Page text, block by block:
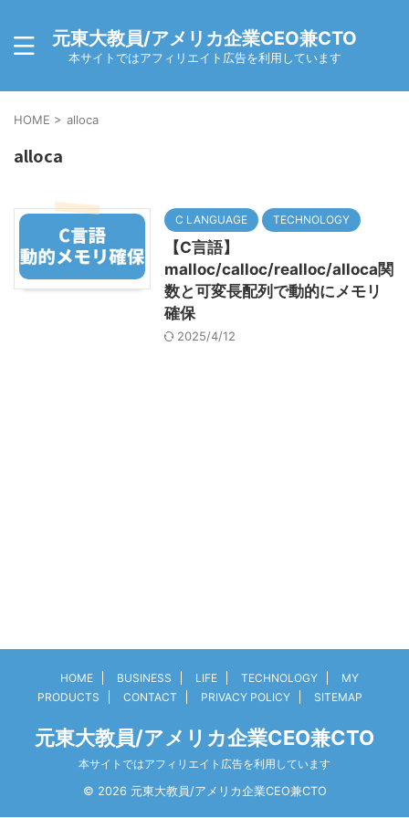
元東大教員/アメリカ企業CEO兼CTO
本サイトではアフィリエイト広告を利用しています
HOME > alloca
alloca
C LANGUAGE TECHNOLOGY
【C言語】
malloc/calloc/realloc/alloca関
数と可変長配列で動的にメモリ
確保
2025/4/12
HOME BUSINESS LIFE TECHNOLOGY
MY
PRODUCTS
CONTACT PRIVACY POLICY SITEMAP
元東大教員/アメリカ企業CEO兼CTO
本サイトではアフィリエイト広告を利用しています
© 2026 元東大教員/アメリカ企業CEO兼CTO